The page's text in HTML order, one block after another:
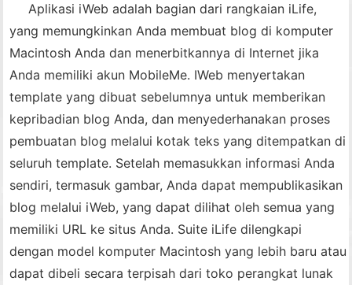
Aplikasi iWeb adalah bagian dari rangkaian iLife,
yang memungkinkan Anda membuat blog di komputer
Macintosh Anda dan menerbitkannya di Internet jika
Anda memiliki akun MobileMe. IWeb menyertakan
template yang dibuat sebelumnya untuk memberikan
kepribadian blog Anda, dan menyederhanakan proses
pembuatan blog melalui kotak teks yang ditempatkan di
seluruh template. Setelah memasukkan informasi Anda
sendiri, termasuk gambar, Anda dapat mempublikasikan
blog melalui iWeb, yang dapat dilihat oleh semua yang
memiliki URL ke situs Anda. Suite iLife dilengkapi
dengan model komputer Macintosh yang lebih baru atau
dapat dibeli secara terpisah dari toko perangkat lunak